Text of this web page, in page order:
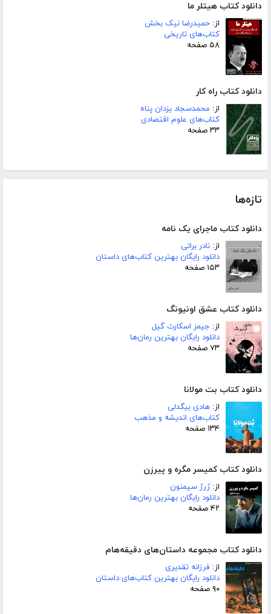
دانلود کتاب هیتلر ما
از: حمیدرضا نیک بخش
کتاب‌های تاریخی
۵۸ صفحه
دانلود کتاب راه کار
از: محمدسجاد یزدان پناه
کتاب‌های علوم اقتصادی
۳۳ صفحه
تازه‌ها
دانلود کتاب ماجرای یک نامه
از: نادر براتی
دانلود رایگان بهترین کتاب‌های داستان
۱۵۳ صفحه
دانلود کتاب عشق اونیونگ
از: جیمز اسکارث گیل
دانلود رایگان بهترین رمان‌ها
۷۳ صفحه
دانلود کتاب بت مولانا
از: هادی بیگدلی
کتاب‌های اندیشه و مذهب
۱۳۴ صفحه
دانلود کتاب کمیسر مگره و پیرزن
از:ژرژ سیمنون
دانلود رایگان بهترین رمان‌ها
۴۲ صفحه
دانلود کتاب مجموعه داستان‌های دقیقه‌هام
از: فرزانه تقدیری
دانلود رایگان بهترین کتاب‌های داستان
۹۰ صفحه